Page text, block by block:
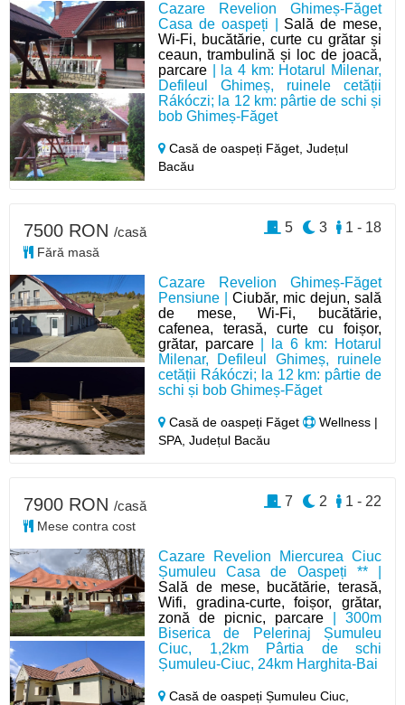
Cazare Revelion Ghimeș-Făget
Casa de oaspeți | Sală de mese,
Wi-Fi, bucătărie, curte cu grătar și
ceaun, trambulină și loc de joacă,
parcare | la 4 km: Hotarul Milenar,
Defileul Ghimeș, ruinele cetății
Rákóczi; la 12 km: pârtie de schi și
bob Ghimeș-Făget
Casă de oaspeți Făget,Județul
Bacău
Cazare Revelion Ghimeș-Făget
Pensiune |Ciubăr, mic dejun, sală
de mese, Wi-Fi, bucătărie,
cafenea, terasă, curte cu foișor,
grătar, parcare| la 6 km: Hotarul
Milenar, Defileul Ghimeș, ruinele
cetății Rákóczi; la 12 km: pârtie de
schi și bob Ghimeș-Făget
Casă de oaspeți Făget
Wellness |
SPA, Județul Bacău
7500 RON /casă
Fără masă
1 - 18
3
5
Cazare Revelion Miercurea Ciuc
Șumuleu Casa de Oaspeți ** |
Sală de mese, bucătărie, terasă,
Wifi, gradina-curte, foișor, grătar,
zonă de picnic, parcare | 300m
Biserica de Pelerinaj Șumuleu
Ciuc, 1,2km Pârtia de schi
Șumuleu-Ciuc, 24km Harghita-Bai
Casă de oaspeți Șumuleu Ciuc,
7900 RON /casă
Mese contra cost
1 - 22
2
7